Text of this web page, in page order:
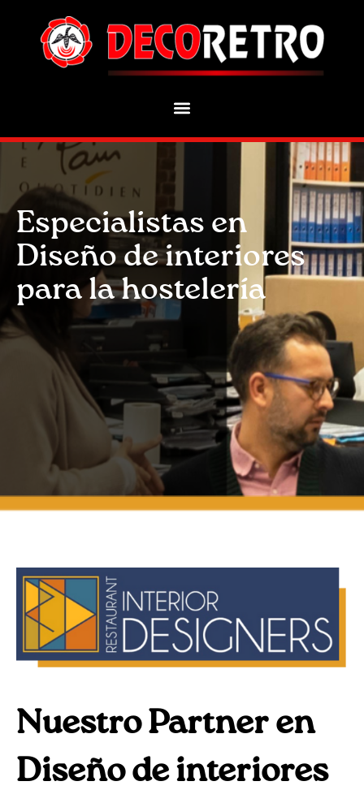
Especialistas en
Diseño de interiores
para la hostelería
Nuestro Partner en
Diseño de interiores